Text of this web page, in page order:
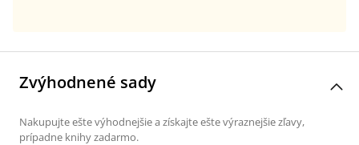
Zvýhodnené sady
Nakupujte ešte výhodnejšie a získajte ešte výraznejšie zľavy,
prípadne knihy zadarmo.